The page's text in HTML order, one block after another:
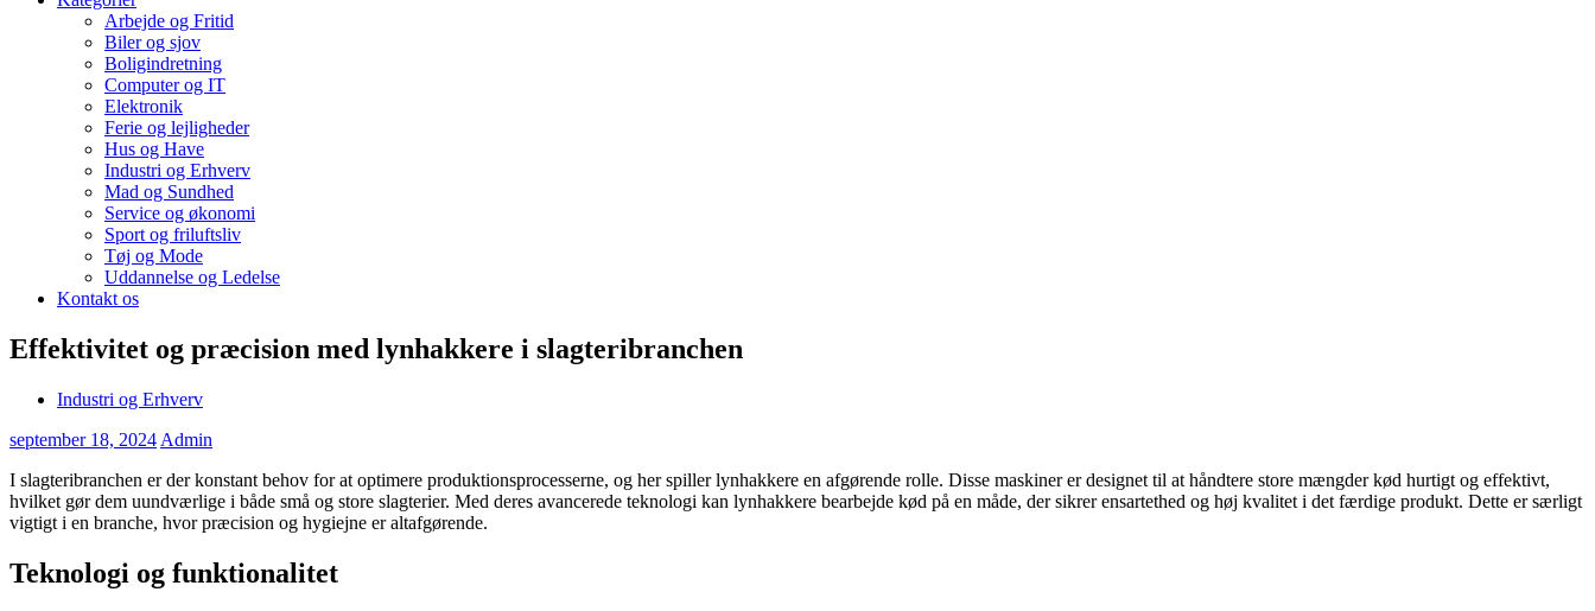
Arbejde og Fritid
Biler og sjov
Boligindretning
Computer og IT
Elektronik
Ferie og lejligheder
Hus og Have
Industri og Erhverv
Mad og Sundhed
Service og økonomi
Sport og friluftsliv
Tøj og Mode
Uddannelse og Ledelse
Kontakt os
Effektivitet og præcision med lynhakkere i slagteribranchen
Industri og Erhverv
september 18, 2024 Admin
I slagteribranchen er der konstant behov for at optimere produktionsprocesserne, og her spiller lynhakkere en afgørende rolle. Disse maskiner er designet til at håndtere store mængder kød hurtigt og effektivt,
hvilket gør dem uundværlige i både små og store slagterier. Med deres avancerede teknologi kan lynhakkere bearbejde kød på en måde, der sikrer ensartethed og høj kvalitet i det færdige produkt. Dette er særligt
vigtigt i en branche, hvor præcision og hygiejne er altafgørende.
Teknologi og funktionalitet